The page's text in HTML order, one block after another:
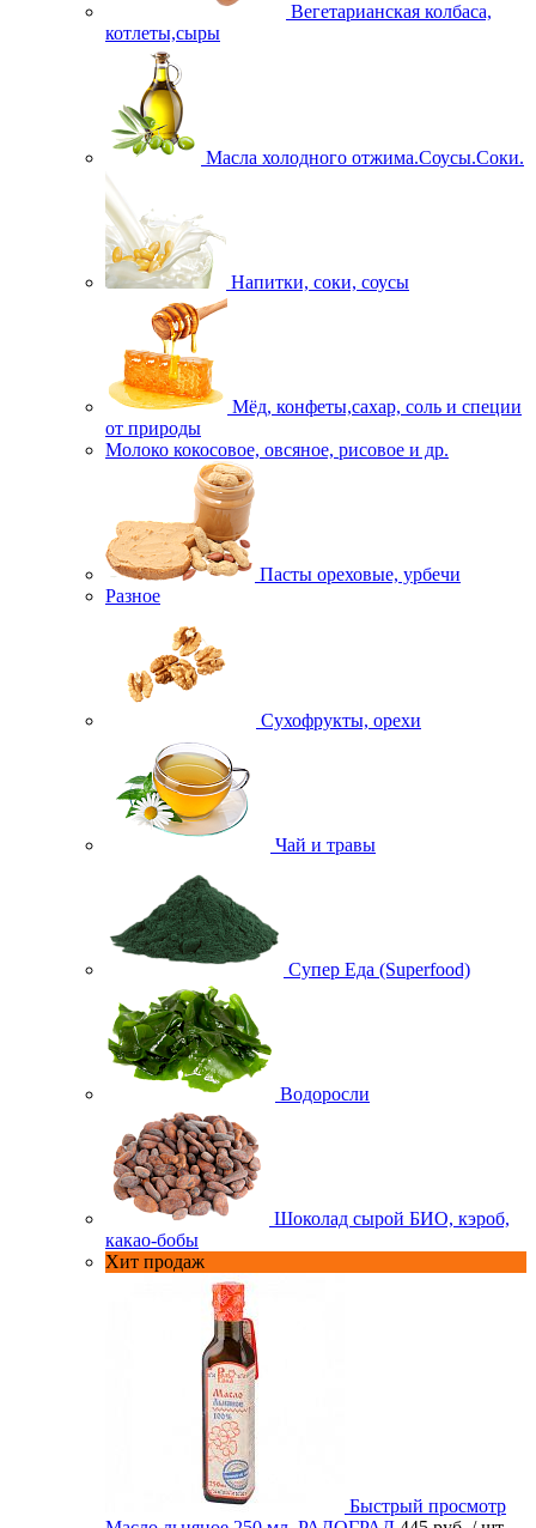
Вегетарианская колбаса,
котлеты,сыры
Масла холодного отжима.Соусы.Соки.
Напитки, соки, соусы
Мёд, конфеты,сахар, соль и специи
от природы
Молоко кокосовое, овсяное, рисовое и др.
Пасты ореховые, урбечи
Разное
Сухофрукты, орехи
Чай и травы
Супер Еда (Superfood)
Водоросли
Шоколад сырой БИО, кэроб,
какао-бобы
Хит продаж
Быстрый просмотр